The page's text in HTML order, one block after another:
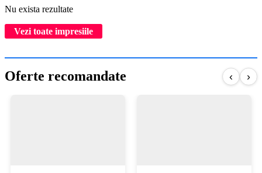
Nu exista rezultate
Vezi toate impresiile
Oferte recomandate ‹ ›